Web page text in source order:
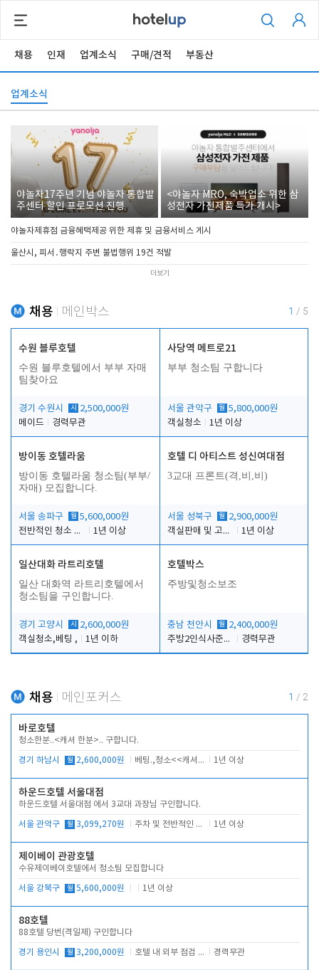
채용 인재 업계소식 구매/견적 부동산
업계소식
야놀자17주년 기념 야놀자 통합발
주센터 할인 프로모션 진행
<야놀자 MRO, 숙박업소 위한 삼
성전자 가전제품 특가 개시>
야놀자제휴점 금융혜택제공 위한 제휴 및 금융서비스 게시
울산시, 피서․행락지 주변 불법행위 19건 적발
더보기
채용 메인박스 1 / 5
수원 블루호텔
수원 블루호텔에서 부부 자매
팀찾아요
경기 수원시 시
2,500,000원
메이드
경력무관
사당역 메트로21
부부 청소팀 구합니다
서울 관악구 월 5,800,000원
객실청소
1년 이상
방이동 호텔라움
방이동 호텔라움 청소팀(부부/
자매) 모집합니다.
서울 송파구 월 5,600,000원
전반적인 청소 업무(객실청소.객실정리)
1년 이상
호텔 디 아티스트 성신여대점
3교대 프론트(격,비,비)
서울 성북구 월 2,900,000원
객실판매 및 고객응대
1년 이상
일산대화 라트리호텔
일산 대화역 라트리호텔에서
청소팀을 구인합니다.
경기 고양시 시
2,600,000원
객실청소,베팅 ,
1년 이하
호텔박스
주방및청소보조
충남 천안시 월 2,400,000원
주방2인식사준비및청소린렌보조
경력무관
채용 메인포커스 1 / 2
바로호텔
청소한분..<캐셔 한분>.. 구합니다.
경기 하남시 월 2,600,000원 베팅.,청소<<캐셔 모셔봅니다. 1년 이상
하운드호텔 서울대점
하운드호텔 서울대점 에서 3교대 과장님 구인합니다.
서울 관악구 월 3,099,270원 주차 및 전반적인 당번업무 1년 이상
제이베이 관광호텔
수유제이베이호텔에서 청소팀 모집합니다
서울 강북구 월 5,600,000원 1년 이상
88호텔
88호텔 당번(격일제) 구인합니다
경기 용인시 월 3,200,000원 호텔 내 외부 점검 및 프런트 운영 경력무관